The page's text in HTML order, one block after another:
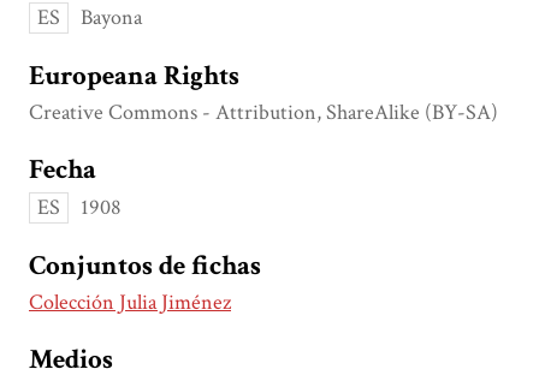
ES Bayona
Europeana Rights
Creative Commons - Attribution, ShareAlike (BY-SA)
Fecha
ES 1908
Conjuntos de fichas
Colección Julia Jiménez
Medios